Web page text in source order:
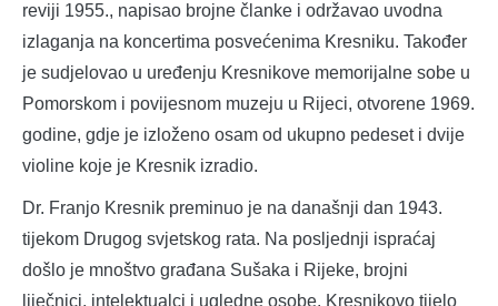
reviji 1955., napisao brojne članke i održavao uvodna
izlaganja na koncertima posvećenima Kresniku. Također
je sudjelovao u uređenju Kresnikove memorijalne sobe u
Pomorskom i povijesnom muzeju u Rijeci, otvorene 1969.
godine, gdje je izloženo osam od ukupno pedeset i dvije
violine koje je Kresnik izradio.
Dr. Franjo Kresnik preminuo je na današnji dan 1943.
tijekom Drugog svjetskog rata. Na posljednji ispraćaj
došlo je mnoštvo građana Sušaka i Rijeke, brojni
liječnici, intelektualci i ugledne osobe. Kresnikovo tijelo